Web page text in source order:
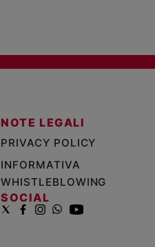
NOTE LEGALI
PRIVACY POLICY
INFORMATIVA
WHISTLEBLOWING
SOCIAL